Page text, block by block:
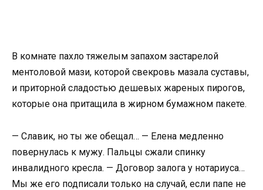
В комнате пахло тяжелым запахом застарелой
ментоловой мази, которой свекровь мазала суставы,
и приторной сладостью дешевых жареных пирогов,
которые она притащила в жирном бумажном пакете.
— Славик, но ты же обещал… — Елена медленно
повернулась к мужу. Пальцы сжали спинку
инвалидного кресла. — Договор залога у нотариуса…
Мы же его подписали только на случай, если папе не